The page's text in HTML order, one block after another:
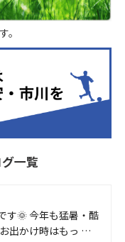
一覧
す🌞 今年も猛暑・酷
出かけ時はもっ …